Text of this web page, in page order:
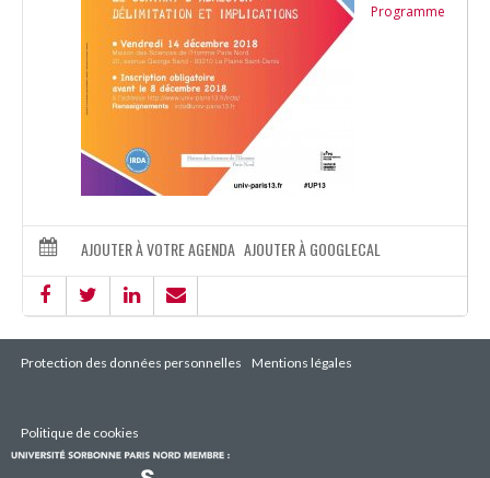
Programme
AJOUTER À VOTRE AGENDA AJOUTER À GOOGLECAL
Protection des données personnelles Mentions légales
Politique de cookies